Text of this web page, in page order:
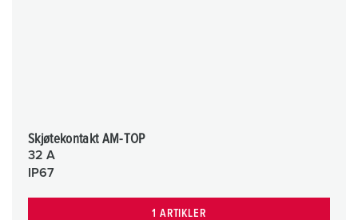
Skjøtekontakt AM-TOP
32 A
IP67
1 ARTIKLER